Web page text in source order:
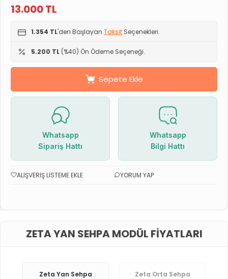
13.000TL
1.354 TL'den Başlayan Taksit Seçenekleri.
5.200 TL (%40) Ön Ödeme Seçeneği.
Sepete Ekle
Whatsapp
Sipariş Hattı
Whatsapp
Bilgi Hattı
ALIŞVERIŞ LISTEME EKLE YORUM YAP
ZETA YAN SEHPA MODÜL FIYATLARI
Zeta Yan Sehpa Zeta Orta Sehpa